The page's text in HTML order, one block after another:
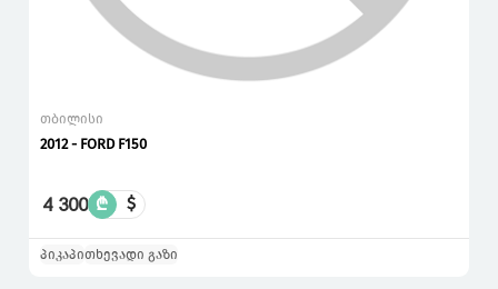
თბილისი
2012 - FORD F150
4 300 ₾ $
პიკაპითხევადი გაზი